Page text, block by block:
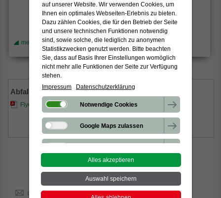
mehr
Abfallsortierung in Freiburg
Flyer Abfallsortierung (mehrsprachig)
Besuchen Sie uns auf:
auf unserer Website. Wir verwenden Cookies, um
Ihnen ein optimales Webseiten-Erlebnis zu bieten.
Dazu zählen Cookies, die für den Betrieb der Seite
und unsere technischen Funktionen notwendig
sind, sowie solche, die lediglich zu anonymen
Statistikzwecken genutzt werden. Bitte beachten
Sie, dass auf Basis Ihrer Einstellungen womöglich
nicht mehr alle Funktionen der Seite zur Verfügung
stehen.
Impressum
Datenschutzerklärung
Notwendige Cookies
Google Maps zulassen
Verbindung zu Drittanbietern
Statistik-Cookies
Alles akzeptieren
Auswahl speichern